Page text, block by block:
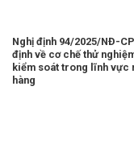
Nghị định 94/2025/NĐ-
định về cơ chế thử
kiểm soát trong lĩnh vực
hàng